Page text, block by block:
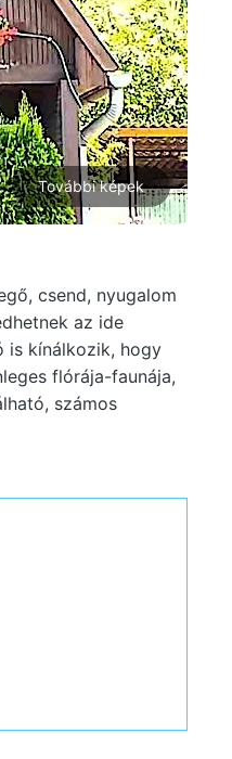
További képek
csend, nyugalom
az ide
is kínálkozik, hogy
flórája-faunája,
számos